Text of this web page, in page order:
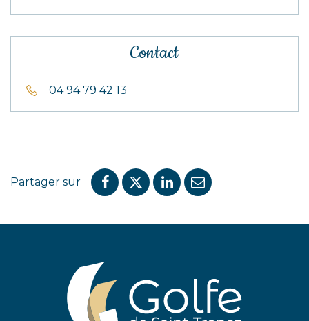
Contact
04 94 79 42 13
Partager sur
Partager
Facebook
Partager
Twitter
Partager
LinkedIn
Partager
email